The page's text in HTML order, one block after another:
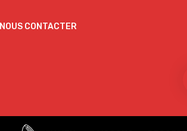
NOUS CONTACTER
Vos données personnelles seront